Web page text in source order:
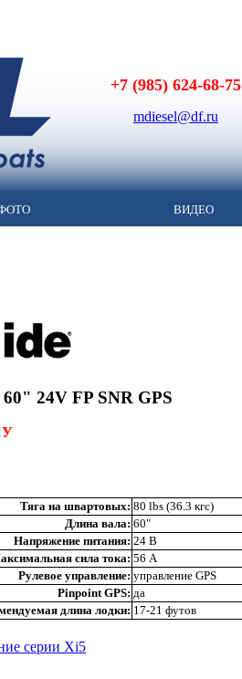
+7 (985) 624-68-75
mdiesel@df.ru
ВИДЕО
24V FP SNR GPS
Тяга на швартовых: 80 lbs (36.3 кгс)
Длина вала: 60"
Напряжение питания: 24 В
сила тока: 56 А
Рулевое управление: управление GPS
Pinpoint GPS: да
длина лодки: 17-21 футов
серии Xi5